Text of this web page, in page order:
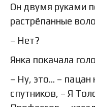
Он двумя руками
растрёпанные
– Нет?
Янка покачала
– Ну, это… – пацан
спутников, – Я